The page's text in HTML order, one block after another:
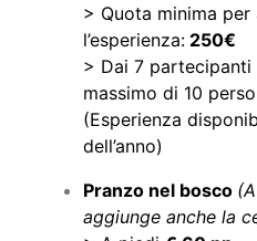
> Quota minima
l’esperienza: 250€
> Dai 7 partecipanti
massimo di 10
(Esperienza
dell’anno)
Pranzo nel bosco
aggiunge anche la